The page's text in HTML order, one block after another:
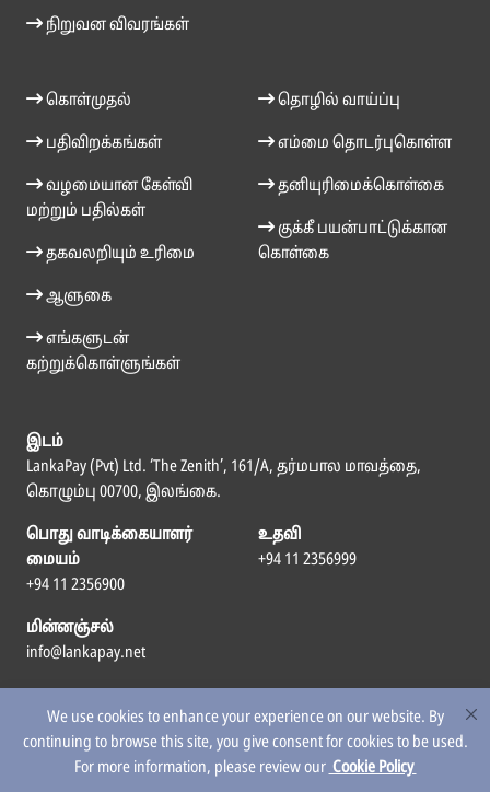
We use cookies to enhance your experience on our website. By
continuing to browse this site, you give consent for cookies to be used.
For more information, please review ourCookie Policy
நிறுவன விவரங்கள்
கொள்முதல்
பதிவிறக்கங்கள்
வழமையான கேள்வி
மற்றும் பதில்கள்
தகவலறியும் உரிமை
ஆளுகை
எங்களுடன்
கற்றுக்கொள்ளுங்கள்
தொழில் வாய்ப்பு
எம்மை தொடர்புகொள்ள
தனியுரிமைக்கொள்கை
குக்கீ பயன்பாட்டுக்கான
கொள்கை
இடம்
LankaPay (Pvt) Ltd. ‘The Zenith’, 161/A, தர்மபால மாவத்தை,
கொழும்பு 00700, இலங்கை.
பொது வாடிக்கையாளர்
மையம்
+94 11 2356900
உதவி
+94 11 2356999
மின்னஞ்சல்
info@lankapay.net
எம்மைப் பின்தொடர